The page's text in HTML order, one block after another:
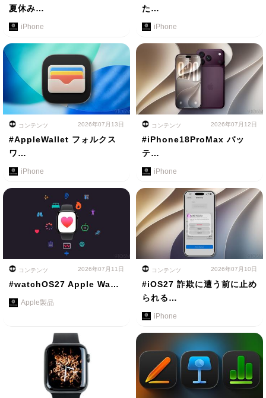
夏休み…
iPhone
た…
iPhone
コンテンツ 2026年07月13日
#AppleWallet フォルクス
ワ…
iPhone
コンテンツ 2026年07月12日
#iPhone18ProMax バッ
テ…
iPhone
コンテンツ 2026年07月11日
#watchOS27 Apple Wa…
Apple製品
コンテンツ 2026年07月10日
#iOS27 詐欺に遭う前に止め
られる…
iPhone